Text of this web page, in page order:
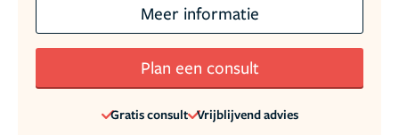
Meer informatie
Plan een consult
Gratis consult Vrijblijvend advies